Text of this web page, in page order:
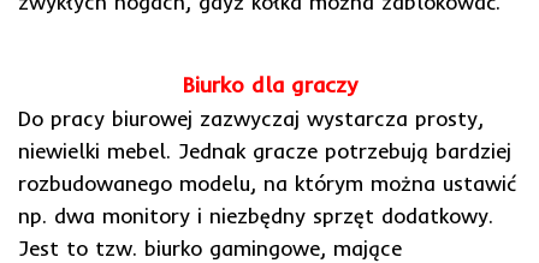
Biurko dla graczy
Do pracy biurowej zazwyczaj wystarcza prosty,
niewielki mebel. Jednak gracze potrzebują bardziej
rozbudowanego modelu, na którym można ustawić
np. dwa monitory i niezbędny sprzęt dodatkowy.
Jest to tzw. biurko gamingowe, mające